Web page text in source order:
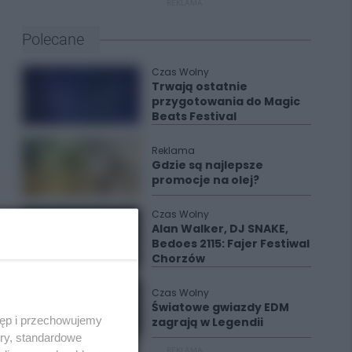
Polecane
Czas Wolny
Trwają ostatnie
przygotowania do Magic
Beats Festival
Reklama
Gdzie są najlepsze
promocje na olej?
Czas Wolny
Alan Walker, DJ SNAKE,
Bedoes 2115: Fajer Festiwal
Chorzów
Czas Wolny
Światowe gwiazdy EDM
zagrają w Legendii
i przechowujemy
standardowe